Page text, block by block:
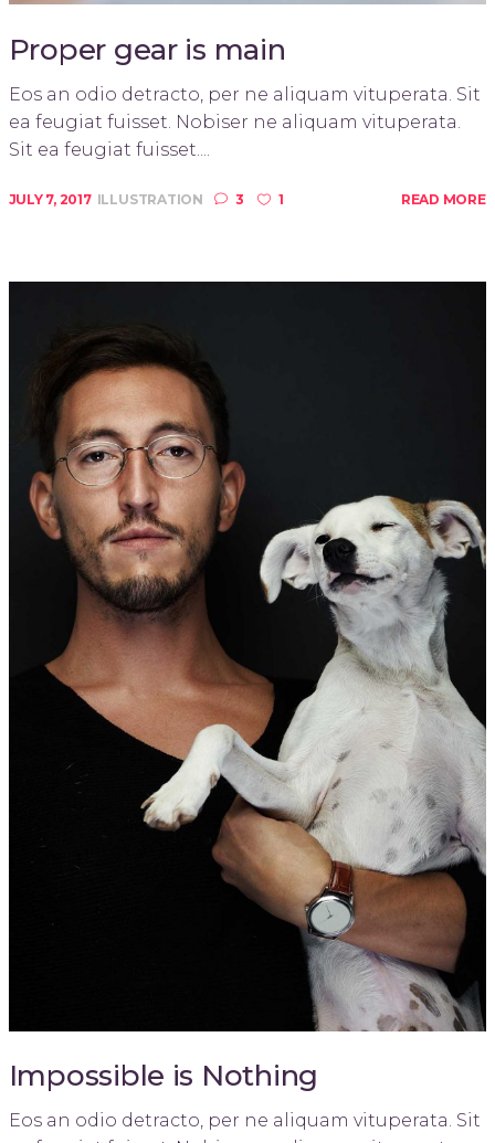
Proper gear is main
Eos an odio detracto, per ne aliquam vituperata. Sit
ea feugiat fuisset. Nobiser ne aliquam vituperata.
Sit ea feugiat fuisset....
JULY 7, 2017 ILLUSTRATION 3 1 READ MORE
Impossible is Nothing
Eos an odio detracto, per ne aliquam vituperata. Sit